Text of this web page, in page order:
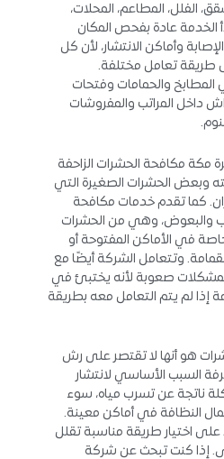
الفلل، المطاعم، المحلات،
الخدمة عادة بفحص المكان
وأماكن الانتشار، لأن كل
طريقة تعامل مختلفة.
المطابخ والحمامات وفتحات
داخل المراتب والمفروشات
مكافحة الحشرات الزاحفة
وبعض الحشرات الصغيرة التي
كما تقدم خدمات مكافحة
والبعوض، وهي من الحشرات
في الأماكن المفتوحة أو
وتتعامل الشركة أيضًا مع
صعوبة لأنه يختبئ في
إذا لم يتم التعامل معه بطريقة
هو أنها لا تقتصر على رش
السبب الأساسي لانتشار
ناتجة عن تسرب مياه، سوء
النظافة في أماكن معينة.
اختيار طريقة مناسبة تقلل
إذا كنت تبحث عن شركة